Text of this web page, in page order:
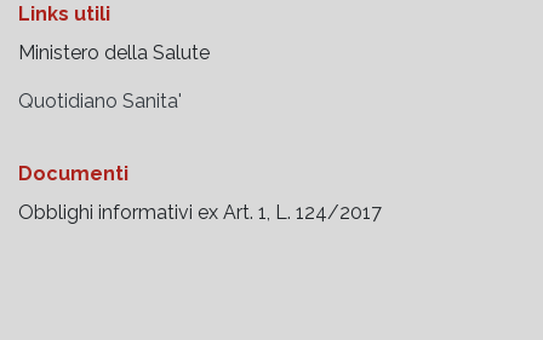
Links utili
Ministero della Salute
Quotidiano Sanita'
Documenti
Obblighi informativi ex Art. 1, L. 124/2017